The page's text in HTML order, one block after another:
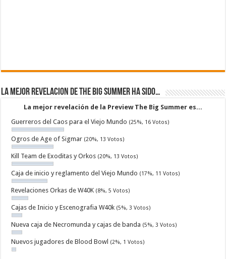
La mejor revelacion de The Big Summer ha sido…
La mejor revelación de la Preview The Big Summer es...
Guerreros del Caos para el Viejo Mundo (25%, 16 Votos)
Ogros de Age of Sigmar (20%, 13 Votos)
Kill Team de Exoditas y Orkos (20%, 13 Votos)
Caja de inicio y reglamento del Viejo Mundo (17%, 11 Votos)
Revelaciones Orkas de W40K (8%, 5 Votos)
Cajas de Inicio y Escenografia W40k (5%, 3 Votos)
Nueva caja de Necromunda y cajas de banda (5%, 3 Votos)
Nuevos jugadores de Blood Bowl (2%, 1 Votos)